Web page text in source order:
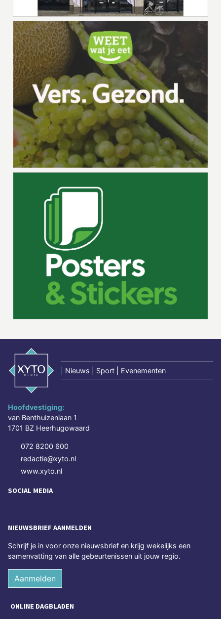
Nieuws | Sport | Evenementen
Hoofdvestiging:
van Benthuizenlaan 1
1701 BZ Heerhugowaard
072 8200 600
redactie@xyto.nl
www.xyto.nl
SOCIAL MEDIA
NIEUWSBRIEF AANMELDEN
Schrijf je in voor onze nieuwsbrief en krijg wekelijks een
samenvatting van alle gebeurtenissen uit jouw regio.
Aanmelden
ONLINE DAGBLADEN